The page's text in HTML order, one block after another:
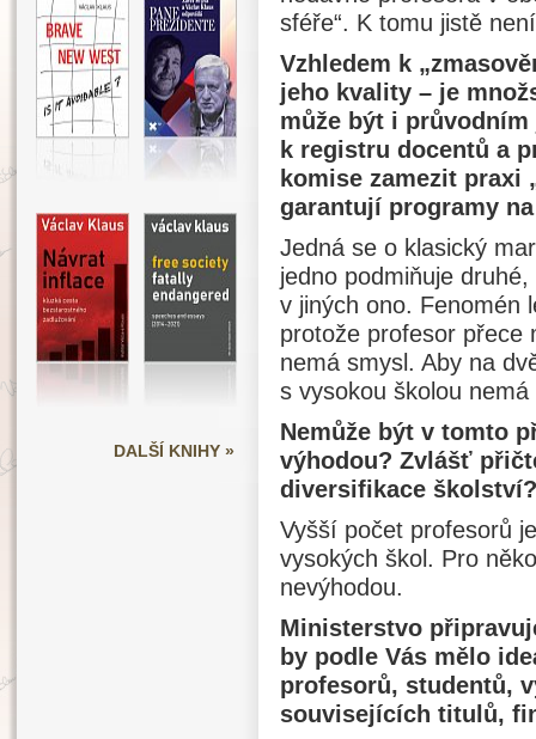
DALŠÍ KNIHY »
sféře“. K tomu jistě
Vzhledem k
jeho kvality – je
může být i
k registru docentů a
komise zamezit praxi
garantují programy
Jedná se o klasický
jedno podmiňuje
v jiných ono. Fenomén
protože profesor přece
nemá smysl. Aby na
s vysokou školou
Nemůže být v tomto
výhodou? Zvlášť
diversifikace školství?
Vyšší počet profesorů
vysokých škol. Pro
nevýhodou.
Ministerstvo
by podle Vás mělo
profesorů, studentů,
souvisejících titulů,